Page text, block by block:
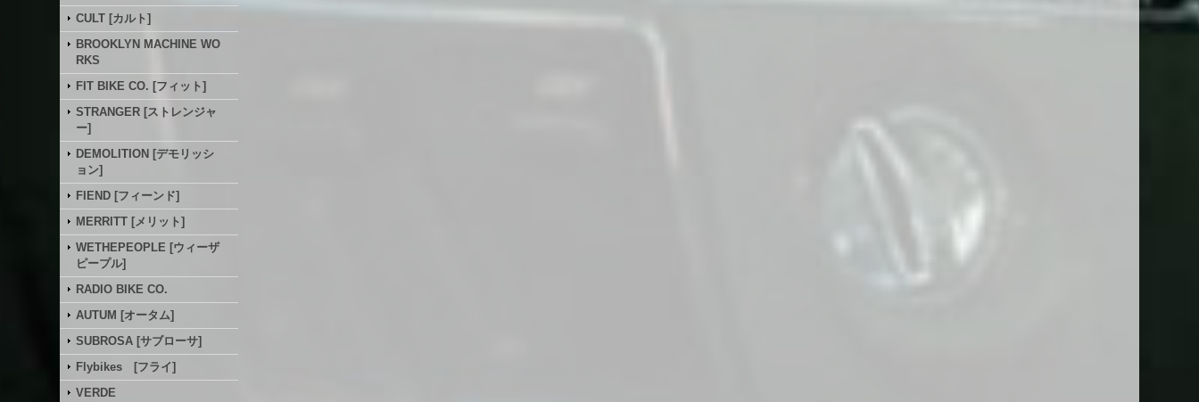
CULT [カルト]
BROOKLYN MACHINE WO
RKS
FIT BIKE CO. [フィット]
STRANGER [ストレンジャ
ー]
DEMOLITION [デモリッシ
ョン]
FIEND [フィーンド]
MERRITT [メリット]
WETHEPEOPLE [ウィーザ
ピープル]
RADIO BIKE CO.
AUTUM [オータム]
SUBROSA [サブローサ]
Flybikes [フライ]
VERDE